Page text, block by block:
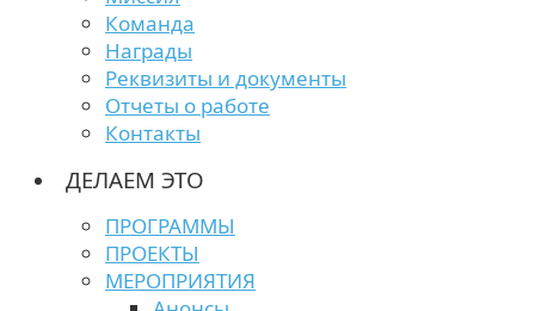
Команда
Награды
Реквизиты и документы
Отчеты о работе
Контакты
ДЕЛАЕМ ЭТО
ПРОГРАММЫ
ПРОЕКТЫ
МЕРОПРИЯТИЯ